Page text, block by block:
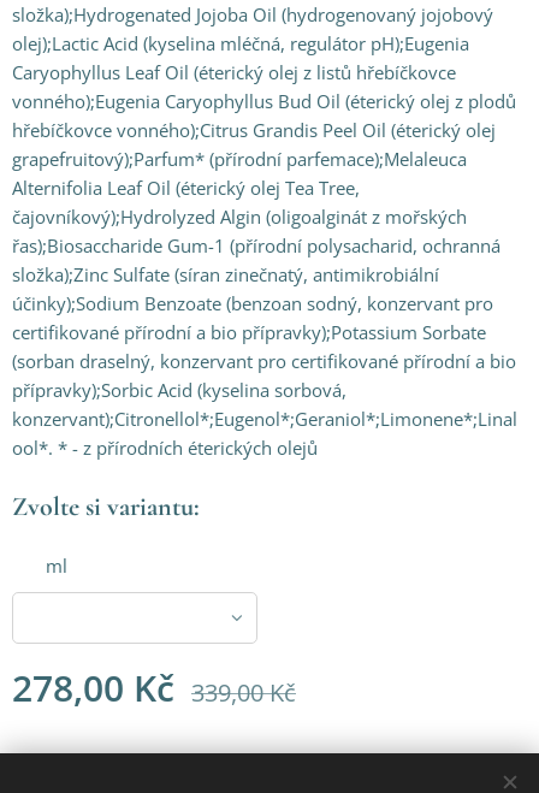
složka);Hydrogenated Jojoba Oil (hydrogenovaný jojobový
olej);Lactic Acid (kyselina mléčná, regulátor pH);Eugenia
Caryophyllus Leaf Oil (éterický olej z listů hřebíčkovce
vonného);Eugenia Caryophyllus Bud Oil (éterický olej z plodů
hřebíčkovce vonného);Citrus Grandis Peel Oil (éterický olej
grapefruitový);Parfum* (přírodní parfemace);Melaleuca
Alternifolia Leaf Oil (éterický olej Tea Tree,
čajovníkový);Hydrolyzed Algin (oligoalginát z mořských
řas);Biosaccharide Gum-1 (přírodní polysacharid, ochranná
složka);Zinc Sulfate (síran zinečnatý, antimikrobiální
účinky);Sodium Benzoate (benzoan sodný, konzervant pro
certifikované přírodní a bio přípravky);Potassium Sorbate
(sorban draselný, konzervant pro certifikované přírodní a bio
přípravky);Sorbic Acid (kyselina sorbová,
konzervant);Citronellol*;Eugenol*;Geraniol*;Limonene*;Linal
ool*. * - z přírodních éterických olejů
Zvolte si variantu:
ml
278,00 Kč 339,00Kč